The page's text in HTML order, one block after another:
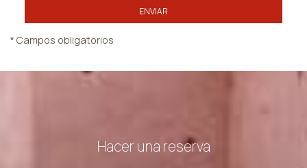
ENVIAR
* Campos obligatorios
Hacer una reserva